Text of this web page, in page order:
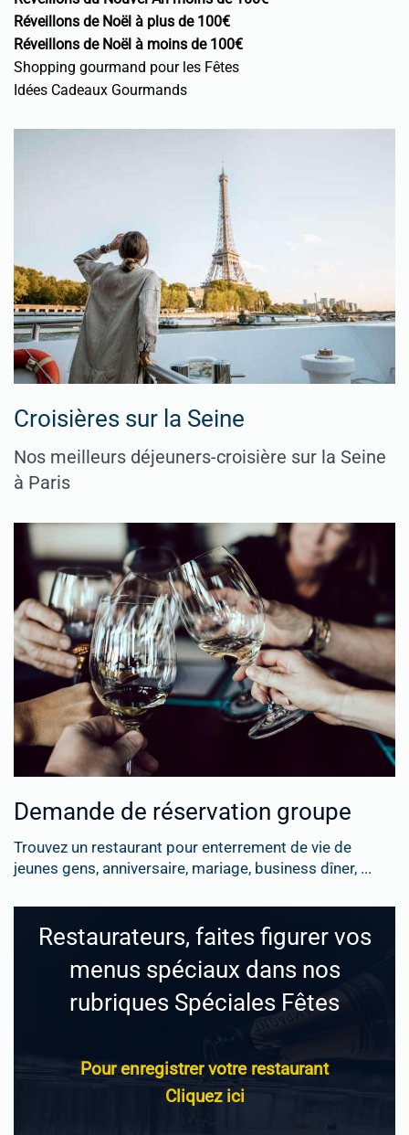
Réveillons de Noël à plus de 100€
Réveillons de Noël à moins de 100€
Shopping gourmand pour les Fêtes
Idées Cadeaux Gourmands
Croisières sur la Seine
Nos meilleurs déjeuners-croisière sur la Seine
à Paris
Demande de réservation groupe
Trouvez un restaurant pour enterrement de vie de
jeunes gens, anniversaire, mariage, business dîner, ...
Restaurateurs, faites figurer vos
menus spéciaux dans nos
rubriques Spéciales Fêtes
Pour enregistrer votre restaurant
Cliquez ici